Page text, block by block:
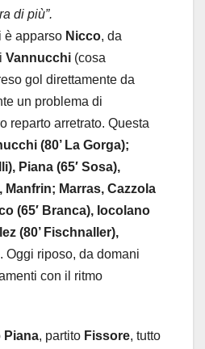
di più”.
è apparso Nicco, da
Vannucchi (cosa
gol direttamente da
un problema di
reparto arretrato. Questa
(80’ La Gorga);
Piana (65′ Sosa),
Manfrin; Marras, Cazzola
(65′ Branca), Iocolano
(80’ Fischnaller),
. Oggi riposo, da domani
con il ritmo
Piana, partito Fissore, tutto